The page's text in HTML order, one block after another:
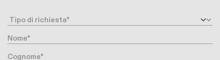
Request type
Nome
Cognome